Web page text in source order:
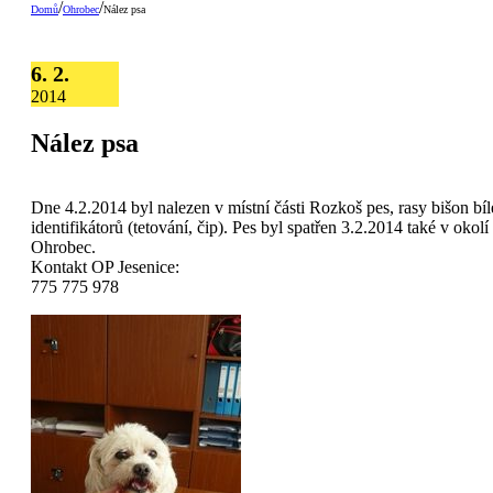
Domů/Ohrobec/Nález psa
6. 2.
2014
Nález psa
Dne 4.2.2014 byl nalezen v místní části Rozkoš pes, rasy bišon
identifikátorů (tetování, čip). Pes byl spatřen 3.2.2014 také v okolí
Ohrobec.
Kontakt OP Jesenice:
775 775 978